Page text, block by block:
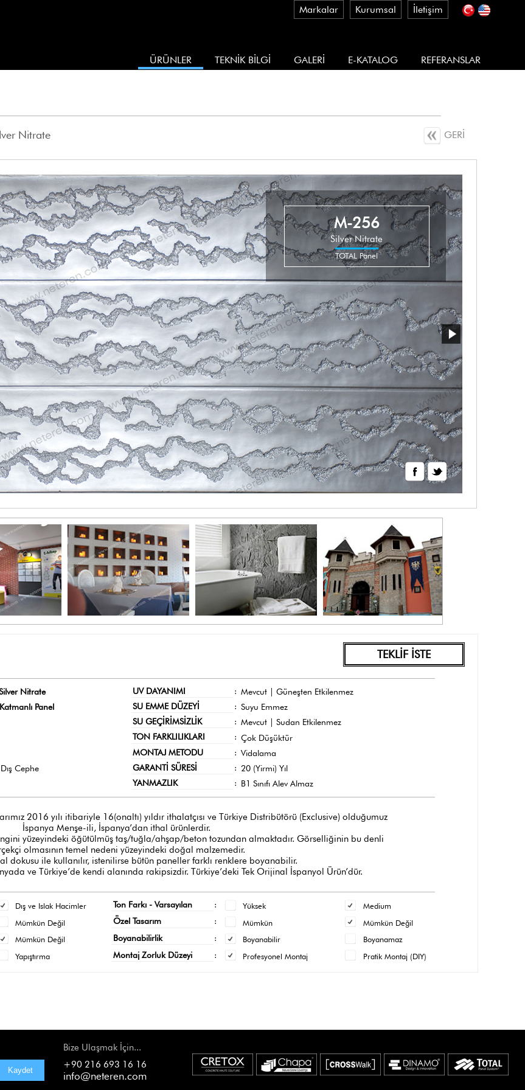
Markalar Kurumsal İletişim
ÜRÜNLER TEKNİK BİLGİ GALERİ E-KATALOG REFERANSLAR
Nitrate GERİ
M-256
Silver Nitrate
TOTAL Panel
TEKLİF İSTE
Nitrate UV DAYANIMI : Mevcut | Güneşten Etkilenmez
Panel SU EMME DÜZEYİ : Suyu Emmez
SU GEÇİRİMSİZLİK : Mevcut | Sudan Etkilenmez
TON FARKLILIKLARI : Çok Düşüktür
MONTAJ METODU : Vidalama
Cephe GARANTİ SÜRESİ : 20 (Yirmi) Yıl
YANMAZLIK : B1 Sınıfı Alev Almaz
2016 yılı itibariyle 16(onaltı) yıldır ithalatçısı ve Türkiye Distribütörü (Exclusive) olduğumuz
İspanya Menşe-ili, İspanya’dan ithal ürünlerdir.
yüzeyindeki öğütülmüş taş/tuğla/ahşap/beton tozundan almaktadır. Görselliğinin bu denli
olmasının temel nedeni yüzeyindeki doğal malzemedir.
dokusu ile kullanılır, istenilirse bütün paneller farklı renklere boyanabilir.
ve Türkiye’de kendi alanında rakipsizdir. Türkiye’deki Tek Orijinal İspanyol Ürün’dür.
Dış ve Islak Hacimler Ton Farkı - Varsayılan : Yüksek
Medium
Mümkün Değil Özel Tasarım : Mümkün
Mümkün Değil
Mümkün Değil Boyanabilirlik : Boyanabilir
Boyanamaz
Yapıştırma Montaj Zorluk Düzeyi : Profesyonel Montaj Pratik Montaj (DIY)
Bize Ulaşmak İçin...
+90 216 693 16 16
info@neteren.com